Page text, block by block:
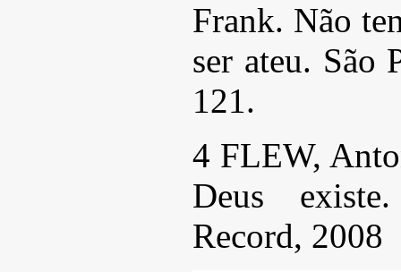
Frank. Não
ser ateu. São
121.
4 FLEW,
Deus
Record, 2008